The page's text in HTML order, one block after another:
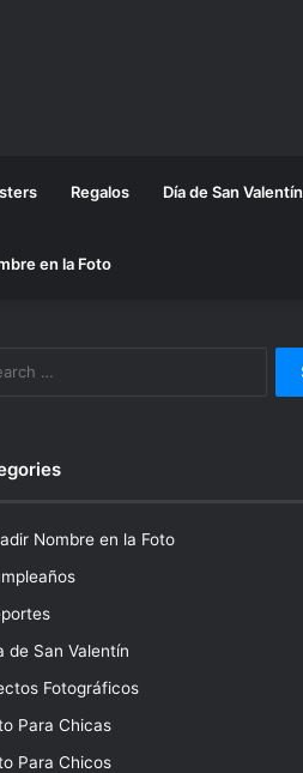
Regalos Día de San Valentín
en la Foto
Nombre en la Foto
de San Valentín
Fotográficos
Para Chicas
Para Chicos